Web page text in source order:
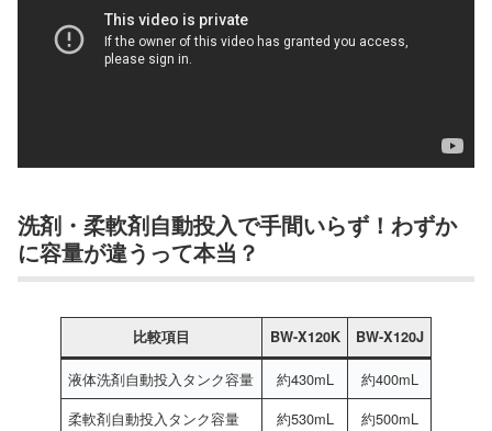
洗剤・柔軟剤自動投入で手間いらず！わずか
に容量が違うって本当？
比較項目 BW-X120K BW-X120J
液体洗剤自動投入タンク容量 約430mL
約400mL
柔軟剤自動投入タンク容量
約530mL 約500mL